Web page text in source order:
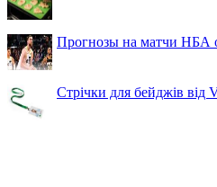
Прогнозы на матчи НБА
Стрічки для бейджів від